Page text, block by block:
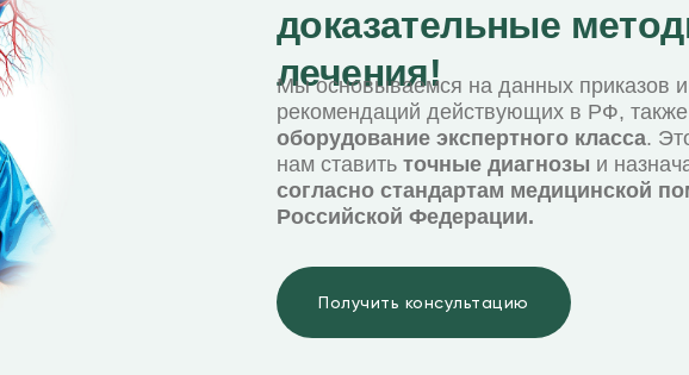
доказательные
лечения!
Мы основываемся на данных приказов и
рекомендаций действующих в РФ,
оборудование экспертного класса.
нам ставить точные диагнозы и
согласно стандартам медицинской
Российской Федерации.
Получить консультацию